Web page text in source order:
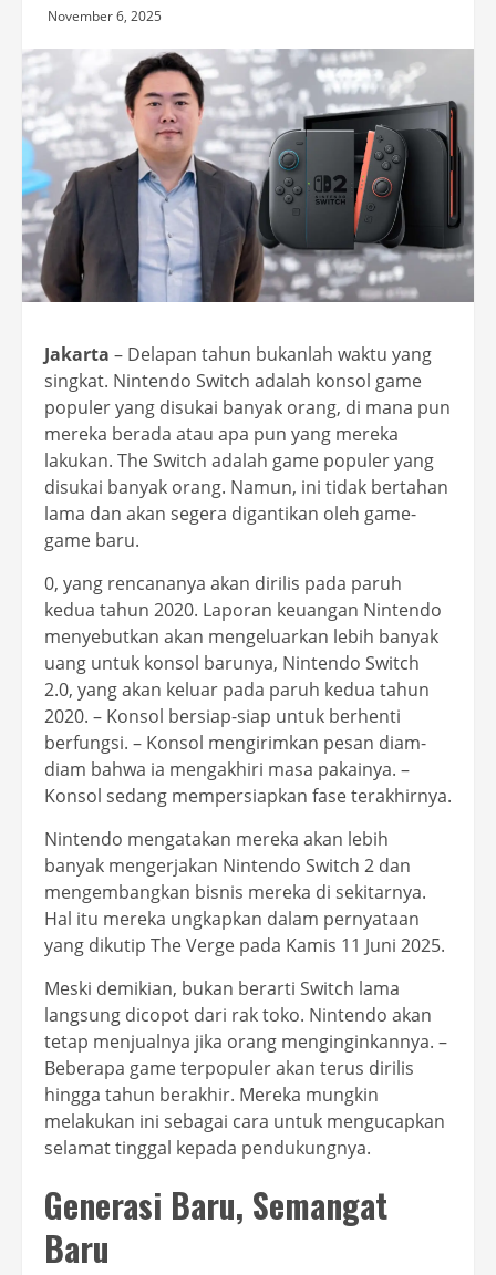
November 6, 2025
Jakarta – Delapan tahun bukanlah waktu yang
singkat. Nintendo Switch adalah konsol game
populer yang disukai banyak orang, di mana pun
mereka berada atau apa pun yang mereka
lakukan. The Switch adalah game populer yang
disukai banyak orang. Namun, ini tidak bertahan
lama dan akan segera digantikan oleh game-
game baru.
0, yang rencananya akan dirilis pada paruh
kedua tahun 2020. Laporan keuangan Nintendo
menyebutkan akan mengeluarkan lebih banyak
uang untuk konsol barunya, Nintendo Switch
2.0, yang akan keluar pada paruh kedua tahun
2020. – Konsol bersiap-siap untuk berhenti
berfungsi. – Konsol mengirimkan pesan diam-
diam bahwa ia mengakhiri masa pakainya. –
Konsol sedang mempersiapkan fase terakhirnya.
Nintendo mengatakan mereka akan lebih
banyak mengerjakan Nintendo Switch 2 dan
mengembangkan bisnis mereka di sekitarnya.
Hal itu mereka ungkapkan dalam pernyataan
yang dikutip The Verge pada Kamis 11 Juni 2025.
Meski demikian, bukan berarti Switch lama
langsung dicopot dari rak toko. Nintendo akan
tetap menjualnya jika orang menginginkannya. –
Beberapa game terpopuler akan terus dirilis
hingga tahun berakhir. Mereka mungkin
melakukan ini sebagai cara untuk mengucapkan
selamat tinggal kepada pendukungnya.
Generasi Baru, Semangat
Baru